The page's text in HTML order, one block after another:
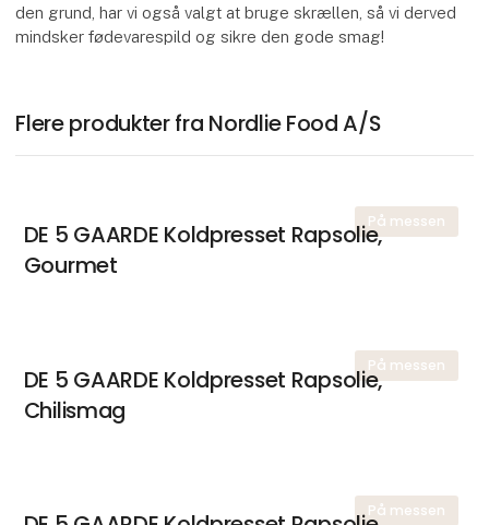
den grund, har vi også valgt at bruge skrællen, så vi derved
mindsker fødevarespild og sikre den gode smag!
Flere produkter fra Nordlie Food A/S
På messen
DE 5 GAARDE Koldpresset Rapsolie,
Gourmet
På messen
DE 5 GAARDE Koldpresset Rapsolie,
Chilismag
På messen